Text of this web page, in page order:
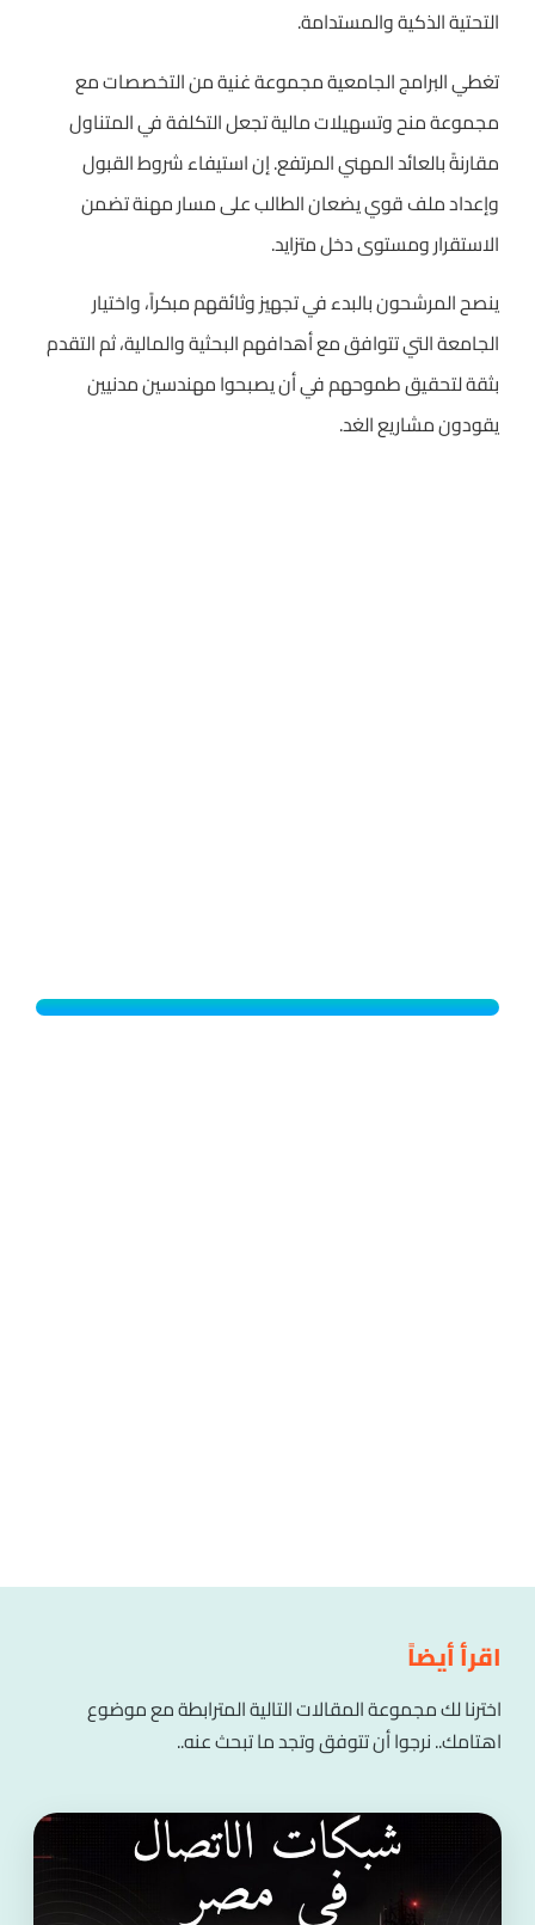
التحتية الذكية والمستدامة.
تغطي البرامج الجامعية مجموعة غنية من التخصصات مع
مجموعة منح وتسهيلات مالية تجعل التكلفة في المتناول
مقارنةً بالعائد المهني المرتفع. إن استيفاء شروط القبول
وإعداد ملف قوي يضعان الطالب على مسار مهنة تضمن
الاستقرار ومستوى دخل متزايد.
ينصح المرشحون بالبدء في تجهيز وثائقهم مبكراً، واختيار
الجامعة التي تتوافق مع أهدافهم البحثية والمالية، ثم التقدم
بثقة لتحقيق طموحهم في أن يصبحوا مهندسين مدنيين
يقودون مشاريع الغد.
اقرأ أيضاً
اخترنا لك مجموعة المقالات التالية المترابطة مع موضوع
اهتامك.. نرجوا أن تتوفق وتجد ما تبحث عنه..